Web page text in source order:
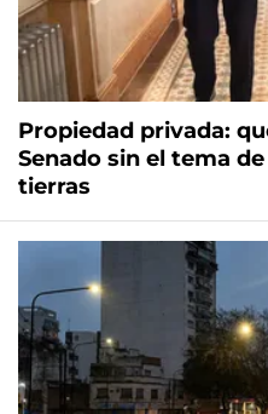
Propiedad privada:
Senado sin el tema
tierras